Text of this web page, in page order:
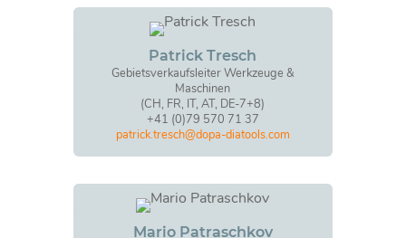
Patrick Tresch
Gebietsverkaufsleiter Werkzeuge &
Maschinen
(CH, FR, IT, AT, DE-7+8)
+41 (0)79 570 71 37
patrick.tresch@dopa-diatools.com
Mario Patraschkov